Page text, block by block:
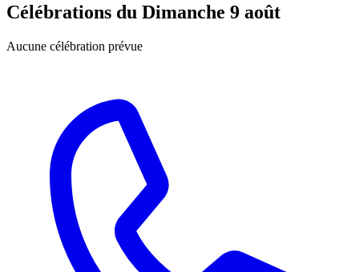
Célébrations du Dimanche 9 août
Aucune célébration prévue